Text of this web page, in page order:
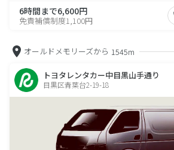
6時間まで6,600円
免責補償制度1,100円
オールドメモリーズから 1545m
トヨタレンタカー中目黒山手通り
目黒区青葉台2-19-18